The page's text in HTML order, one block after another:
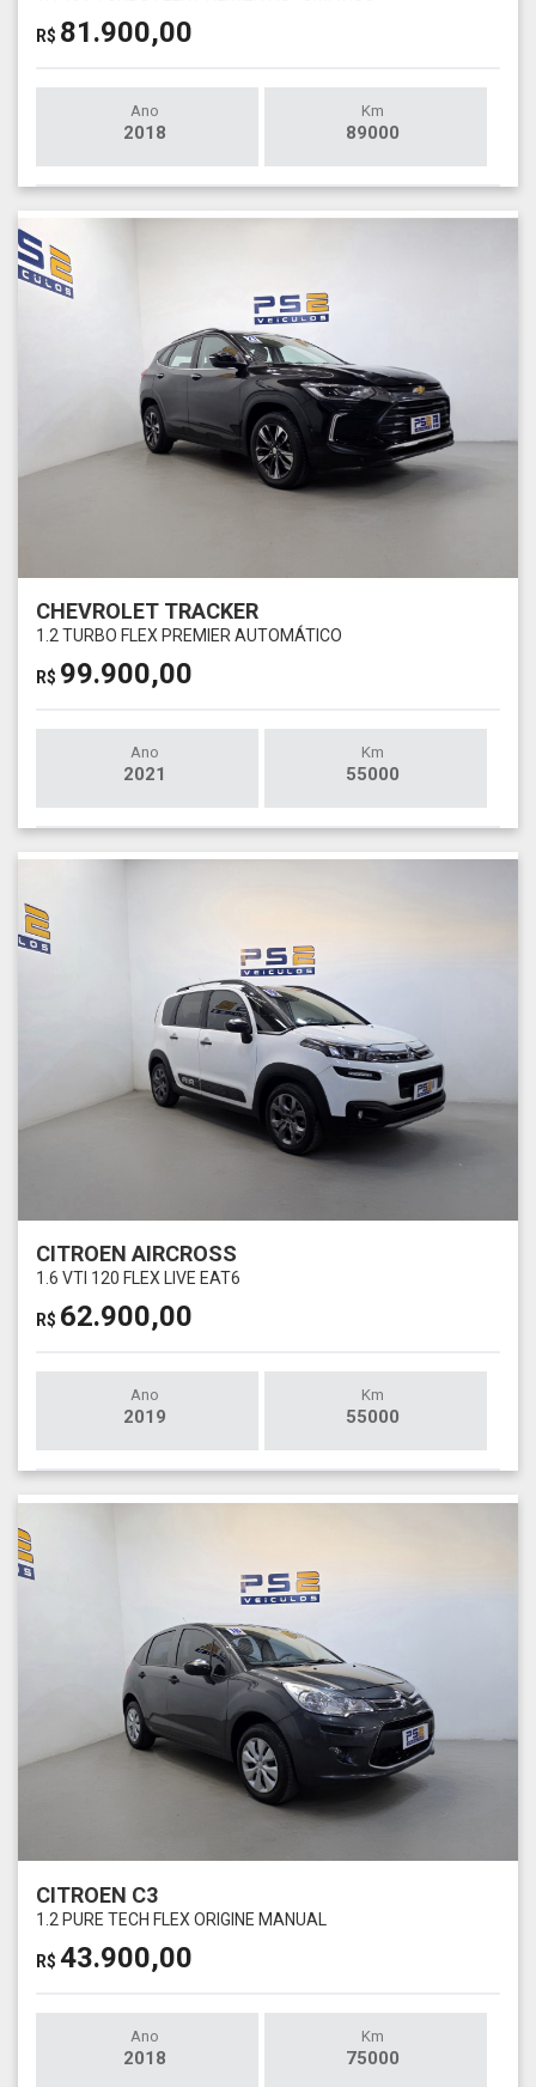
R$ 81.900,00
Ano
2018
Km
89000
CHEVROLET TRACKER
1.2 TURBO FLEX PREMIER AUTOMÁTICO
R$ 99.900,00
Ano
2021
Km
55000
CITROEN AIRCROSS
1.6 VTI 120 FLEX LIVE EAT6
R$ 62.900,00
Ano
2019
Km
55000
CITROEN C3
1.2 PURE TECH FLEX ORIGINE MANUAL
R$ 43.900,00
Ano
2018
Km
75000